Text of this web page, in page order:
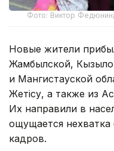
Фото: Виктор
Новые жители
Жамбылской,
и Мангистауской
Жетiсу, а также из
Их направили в
ощущается нехватка
кадров.